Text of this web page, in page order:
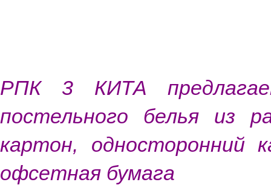
РПК 3 КИТА
постельного белья из
картон, односторонний
офсетная бумага